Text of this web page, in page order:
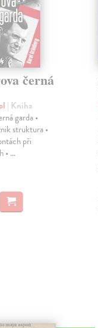
černá
| Kniha
garda •
struktura •
při
• ...